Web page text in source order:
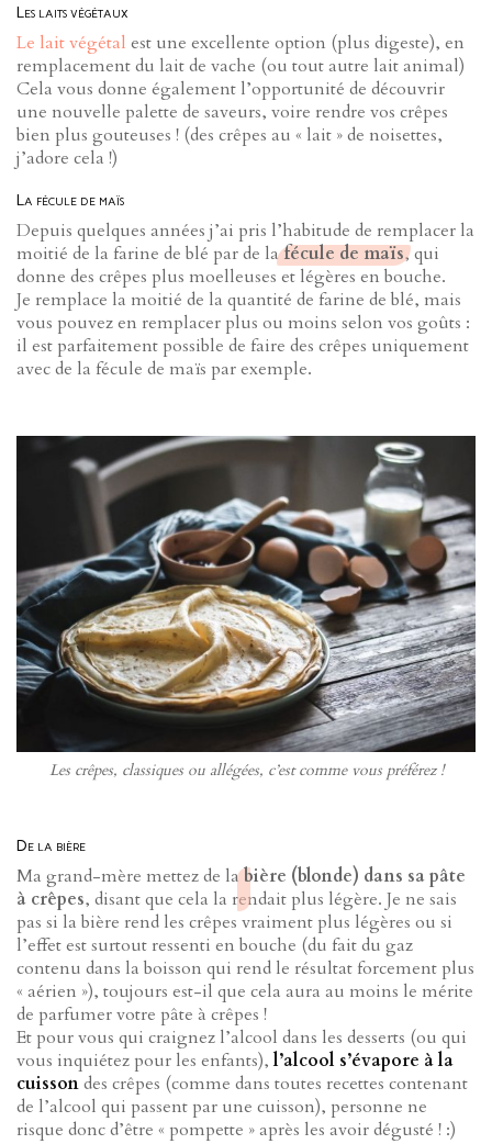
Les laits végétaux
Le lait végétal est une excellente option (plus digeste), en
remplacement du lait de vache (ou tout autre lait animal)
Cela vous donne également l’opportunité de découvrir
une nouvelle palette de saveurs, voire rendre vos crêpes
bien plus gouteuses ! (des crêpes au « lait » de noisettes,
j’adore cela !)
La fécule de maïs
Depuis quelques années j’ai pris l’habitude de remplacer la
moitié de la farine de blé par de lafécule de maïs, qui
donne des crêpes plus moelleuses et légères en bouche.
Je remplace la moitié de la quantité de farine de blé, mais
vous pouvez en remplacer plus ou moins selon vos goûts :
il est parfaitement possible de faire des crêpes uniquement
avec de la fécule de maïs par exemple.
Les crêpes, classiques ou allégées, c’est comme vous préférez !
De la bière
Ma grand-mère mettez de labière (blonde) dans sa pâte
à crêpes, disant que cela la rendait plus légère. Je ne sais
pas si la bière rend les crêpes vraiment plus légères ou si
l’effet est surtout ressenti en bouche (du fait du gaz
contenu dans la boisson qui rend le résultat forcement plus
« aérien »), toujours est-il que cela aura au moins le mérite
de parfumer votre pâte à crêpes !
Et pour vous qui craignez l’alcool dans les desserts (ou qui
vous inquiétez pour les enfants),l’alcool s’évapore à la
cuissondes crêpes (comme dans toutes recettes contenant
de l’alcool qui passent par une cuisson), personne ne
risque donc d’être « pompette » après les avoir dégusté ! :)